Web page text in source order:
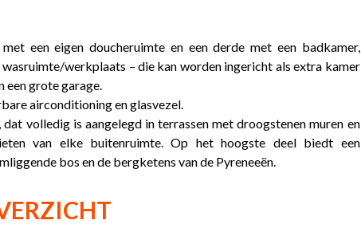
een eigen doucheruimte en een derde met een badkamer,
wasruimte/werkplaats – die kan worden ingericht als extra kamer
een grote garage.
airconditioning en glasvezel.
volledig is aangelegd in terrassen met droogstenen muren en
van elke buitenruimte. Op het hoogste deel biedt een
bos en de bergketens van de Pyreneeën.